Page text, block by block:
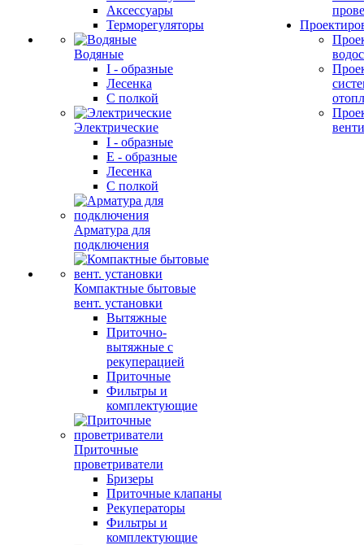
Аксессуары
Терморегуляторы
Водяные
I - образные
Лесенка
С полкой
Электрические
I - образные
E - образные
Лесенка
С полкой
Арматура для
подключения
Компактные бытовые
вент. установки
Вытяжные
Приточно-
вытяжные с
рекуперацией
Приточные
Фильтры и
комплектующие
Приточные
проветриватели
Бризеры
Приточные клапаны
Рекуператоры
Фильтры и
комплектующие